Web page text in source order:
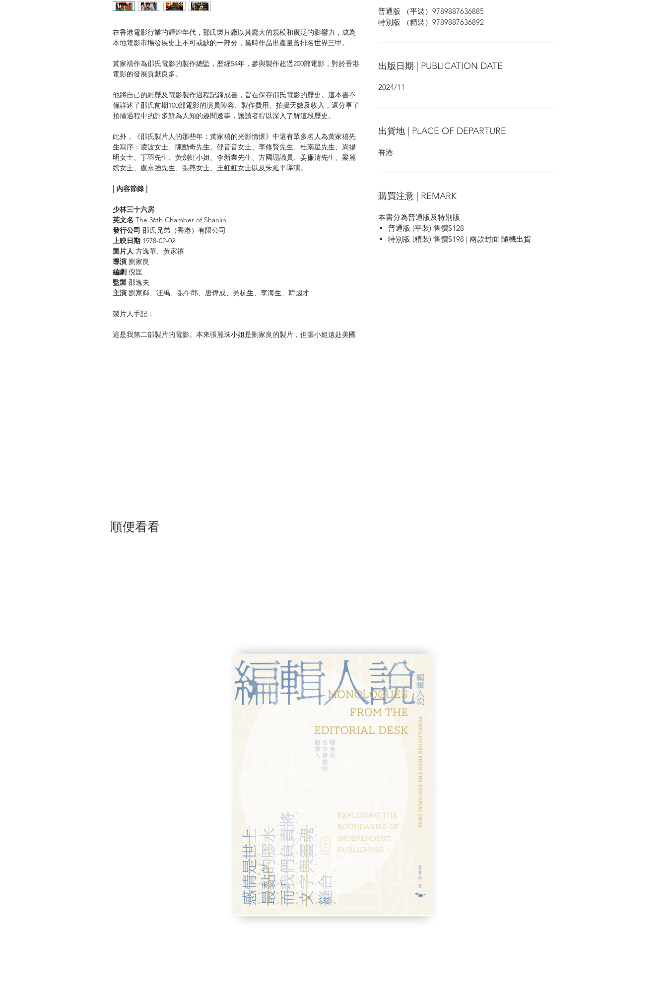
在香港電影行業的輝煌年代，邵氏製片廠以其龐大的規模和廣泛的影響力，成為
本地電影市場發展史上不可或缺的一部分，當時作品出產量曾排名世界三甲。
黃家禧作為邵氏電影的製作總監，歷經54年，參與製作超過200部電影，對於香港
電影的發展貢獻良多。
他將自己的經歷及電影製作過程記錄成書，旨在保存邵氏電影的歷史。這本書不
僅詳述了邵氏前期100部電影的演員陣容、製作費用、拍攝天數及收入，還分享了
拍攝過程中的許多鮮為人知的趣聞逸事，讓讀者得以深入了解這段歷史。
此外，《邵氏製片人的那些年：黃家禧的光影情懷》中還有眾多名人為黃家禧先
生寫序：凌波女士、陳勳奇先生、邵音音女士、李修賢先生、杜南星先生、周揚
明女士、丁羽先生、黃劍虹小姐、李新業先生、方國珊議員、姜廉清先生、梁麗
嫦女士、盧永強先生、張燕女士、王虹虹女士以及朱延平導演。
| 內容節錄 |
少林三十六房
英文名 The 36th Chamber of Shaolin
發行公司 邵氏兄弟（香港）有限公司
上映日期 1978-02-02
製片人 方逸華、黃家禧
導演 劉家良
編劇 倪匡
監製 邵逸夫
主演 劉家輝、汪禹、張午郎、唐偉成、吳杭生、李海生、韓國才
製片人手記：
這是我第二部製片的電影。本來張麗珠小姐是劉家良的製片，但張小姐遠赴美國
《少林三十六房》片由77年2月開拍至同年9月完成，共拍攝了145天，共用菲林超
過十萬呎〔一般電影都只用約四萬呎〕，原因是武打鏡頭每每拍攝40、50次之
1970年代加入邵氏兄弟（香港）有限公司，監製電影超過200部。
普通版 （平裝）9789887636885
特別版 （精裝）9789887636892
出版日期 | PUBLICATION DATE
2024/11
出貨地 | PLACE OF DEPARTURE
香港
購買注意 | REMARK
本書分為普通版及特別版
普通版 (平裝) 售價$128
特別版 (精裝) 售價$198 | 兩款封面 隨機出貨
順便看看